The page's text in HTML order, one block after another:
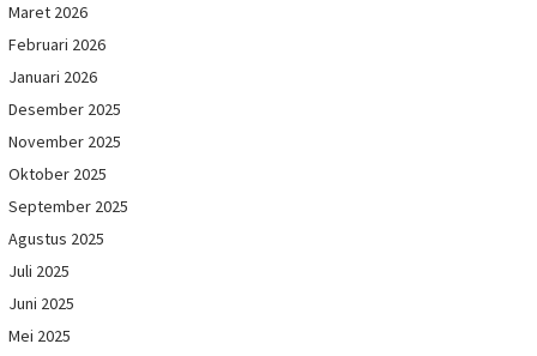
Maret 2026
Februari 2026
Januari 2026
Desember 2025
November 2025
Oktober 2025
September 2025
Agustus 2025
Juli 2025
Juni 2025
Mei 2025